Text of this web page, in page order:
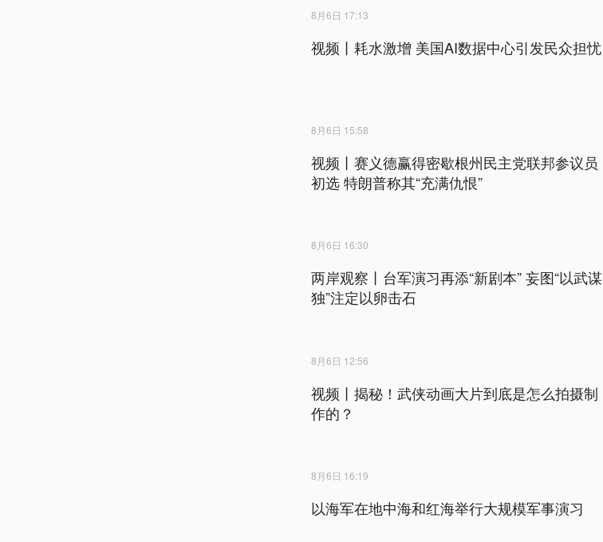
8月6日 17:13
视频丨耗水激增 美国AI数据中心引发民众担忧
8月6日 15:58
视频丨赛义德赢得密歇根州民主党联邦参议员
初选 特朗普称其“充满仇恨”
8月6日 16:30
两岸观察丨台军演习再添“新剧本” 妄图“以武谋
独”注定以卵击石
8月6日 12:56
视频丨揭秘！武侠动画大片到底是怎么拍摄制
作的？
8月6日 16:19
以海军在地中海和红海举行大规模军事演习